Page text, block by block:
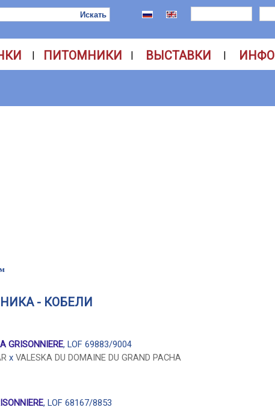
| ПИТОМНИКИ | ВЫСТАВКИ | ИНФО
- КОБЕЛИ
GRISONNIERE, LOF 69883/9004
x VALESKA DU DOMAINE DU GRAND PACHA
, LOF 68167/8853